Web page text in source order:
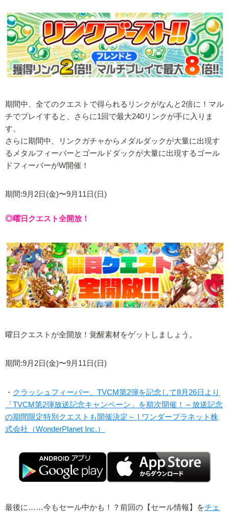
期間中、全てのクエストで得られるリンクがなんと2倍に！マル
チでプレイすると、さらに1回で最大240リンクが手に入りま
す。
さらに期間中、リンクガチャからメダルダックが大量に出現す
るメタルフィーバーとゴールドダックが大量に出現するゴール
ドフィーバーがW開催！
期間:9月2日(金)〜9月11日(日)
◎曜日クエスト全開放！
曜日クエストが全開放！覚醒素材をゲットしましょう。
期間:9月2日(金)〜9月11日(日)
・ クラッシュフィーバー、TVCM第2弾を記念して8月26日より
「TVCM第2弾放送記念キャンペーン」を順次開催！～放送記念
の期間限定特別クエストも開催決定～ | ワンダープラネット株
式会社（WonderPlanet Inc.）
最後に……今もセール中かも！？前回の【セール情報】をチェ